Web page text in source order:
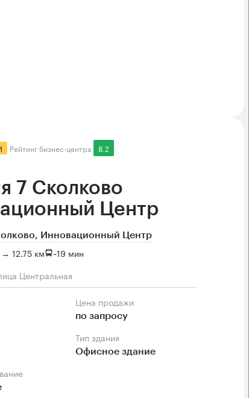
Рейтинг бизнес-центра 8.2
7 Сколково
Центр
Инновационный Центр
12.75 км ~19 мин
Центральная
Цена продажи
по запросу
Тип здания
Офисное здание